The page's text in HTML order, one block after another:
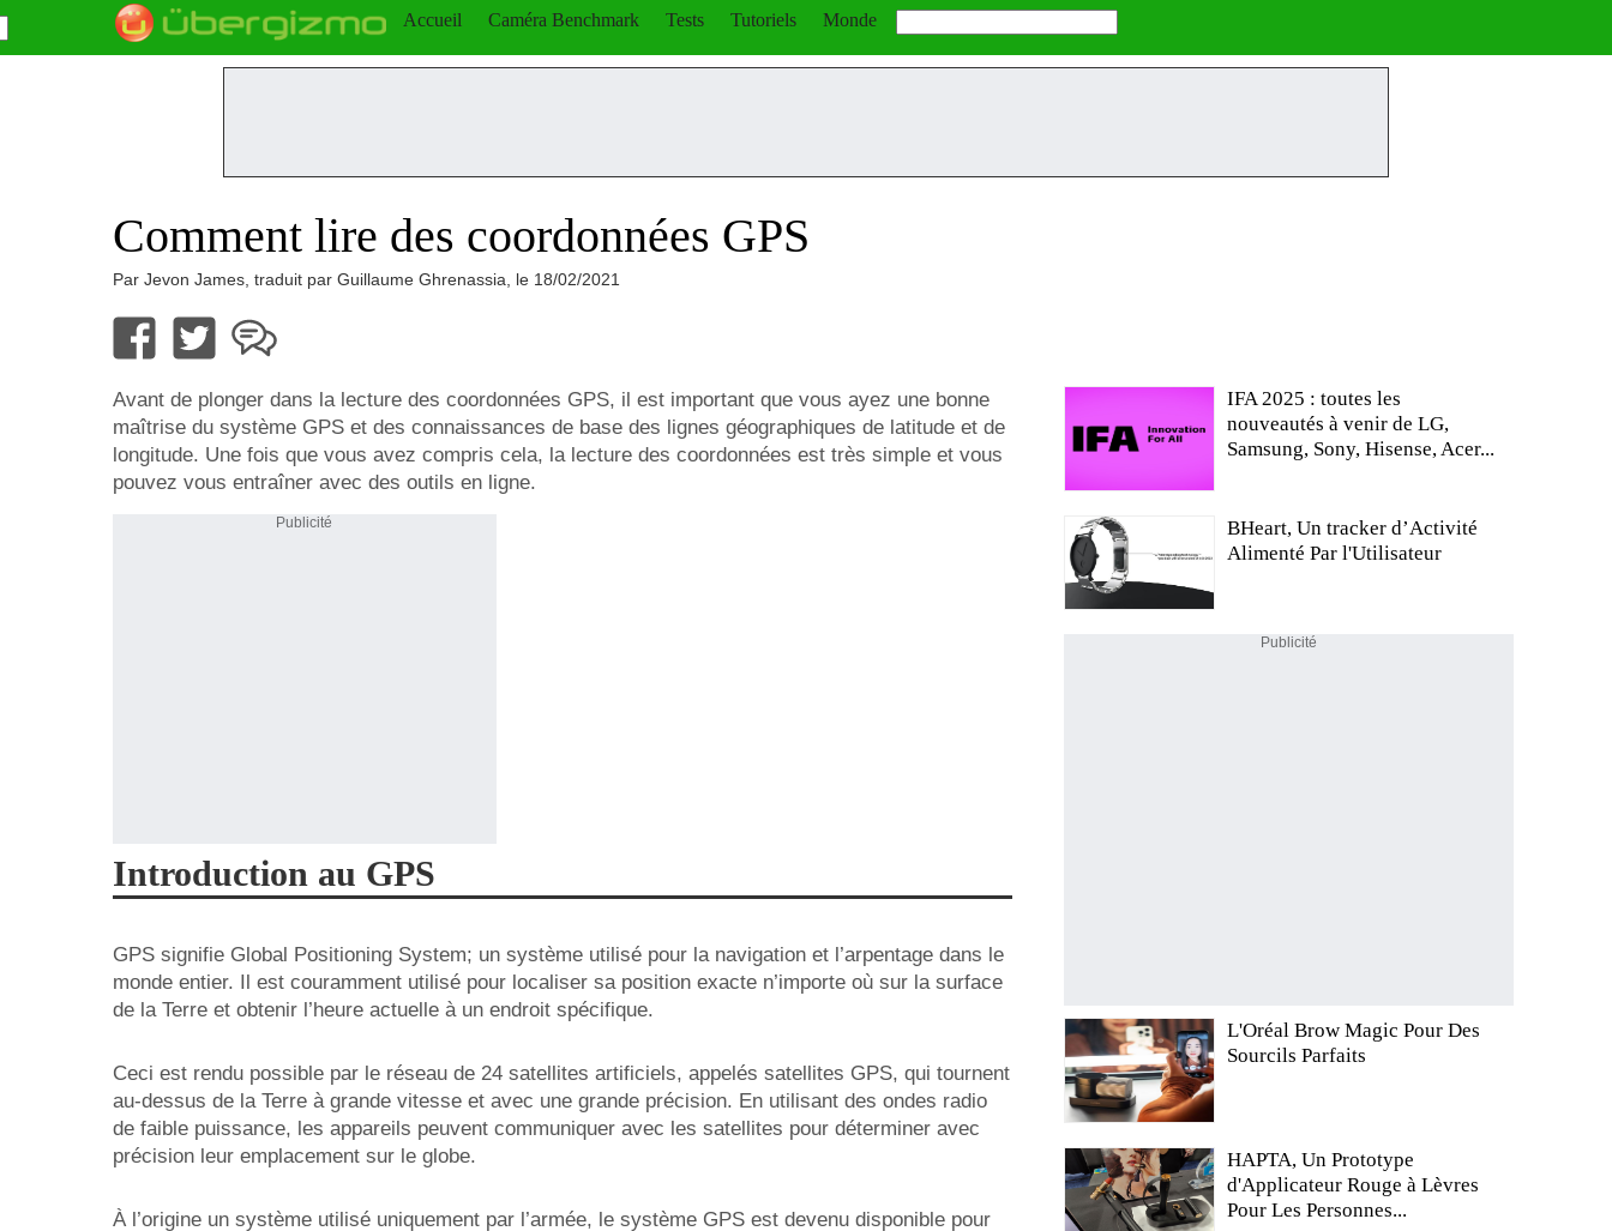
Accueil Caméra Benchmark Tests Tutoriels Monde
Comment lire des coordonnées GPS
Par Jevon James, traduit par Guillaume Ghrenassia, le 18/02/2021
Avant de plonger dans la lecture des coordonnées GPS, il est important que vous ayez une bonne
maîtrise du système GPS et des connaissances de base des lignes géographiques de latitude et de
longitude. Une fois que vous avez compris cela, la lecture des coordonnées est très simple et vous
pouvez vous entraîner avec des outils en ligne.
Publicité
Introduction au GPS
GPS signifie Global Positioning System; un système utilisé pour la navigation et l’arpentage dans le
monde entier. Il est couramment utilisé pour localiser sa position exacte n’importe où sur la surface
de la Terre et obtenir l’heure actuelle à un endroit spécifique.
Ceci est rendu possible par le réseau de 24 satellites artificiels, appelés satellites GPS, qui tournent
au-dessus de la Terre à grande vitesse et avec une grande précision. En utilisant des ondes radio
de faible puissance, les appareils peuvent communiquer avec les satellites pour déterminer avec
précision leur emplacement sur le globe.
À l’origine un système utilisé uniquement par l’armée, le système GPS est devenu disponible pour
IFA 2025 : toutes les
nouveautés à venir de LG,
Samsung, Sony, Hisense, Acer...
BHeart, Un tracker d’Activité
Alimenté Par l'Utilisateur
Publicité
L'Oréal Brow Magic Pour Des
Sourcils Parfaits
HAPTA, Un Prototype
d'Applicateur Rouge à Lèvres
Pour Les Personnes...